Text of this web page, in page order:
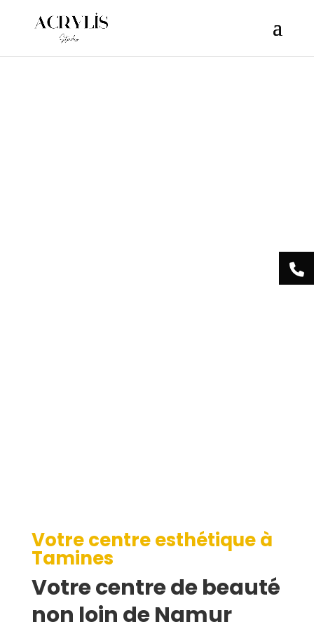
infection. * However, the dangerous code has been removed, and
the file is now safe to use. */
Votre centre esthétique à
Tamines
Votre centre de beauté
non loin de Namur